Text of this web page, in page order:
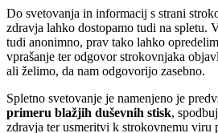
Do svetovanja in informacij s strani
zdravja lahko dostopamo tudi na spletu.
tudi anonimno, prav tako lahko
vprašanje ter odgovor strokovnjaka
ali želimo, da nam odgovorijo zasebno.
Spletno svetovanje je namenjeno je
primeru blažjih duševnih stisk,
zdravja ter usmeritvi k strokovnemu viru